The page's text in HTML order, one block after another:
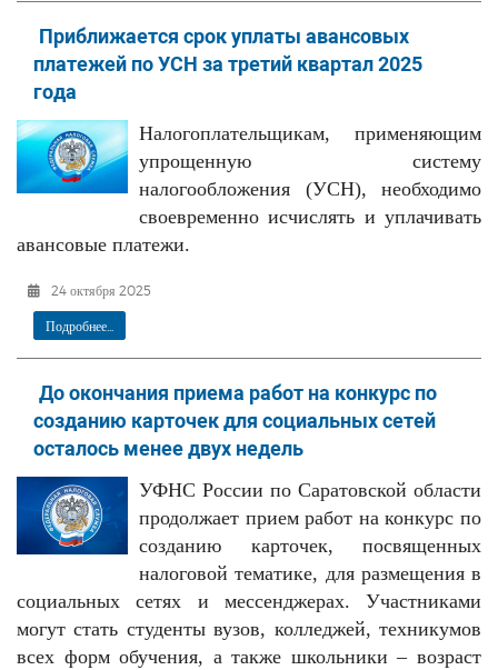
Приближается срок уплаты авансовых
платежей по УСН за третий квартал 2025
года
Налогоплательщикам, применяющим
упрощенную систему
налогообложения (УСН), необходимо
своевременно исчислять и уплачивать
авансовые платежи.
24 октября 2025
Подробнее...
До окончания приема работ на конкурс по
созданию карточек для социальных сетей
осталось менее двух недель
УФНС России по Саратовской области
продолжает прием работ на конкурс по
созданию карточек, посвященных
налоговой тематике, для размещения в
социальных сетях и мессенджерах. Участниками
могут стать студенты вузов, колледжей, техникумов
всех форм обучения, а также школьники – возраст